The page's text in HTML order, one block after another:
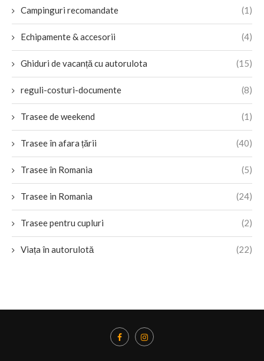
Campinguri recomandate (1)
Echipamente & accesorii (4)
Ghiduri de vacanță cu autorulota (15)
reguli-costuri-documente (8)
Trasee de weekend (1)
Trasee în afara țării (40)
Trasee în Romania (5)
Trasee in Romania (24)
Trasee pentru cupluri (2)
Viața în autorulotă (22)